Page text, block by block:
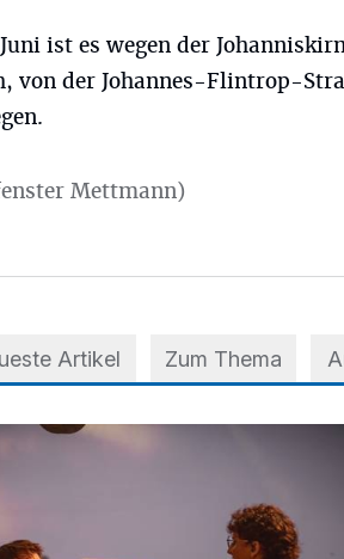
Juni ist es wegen der
von der Johannes-Flintrop-
Mettmann)
Artikel Zum Thema